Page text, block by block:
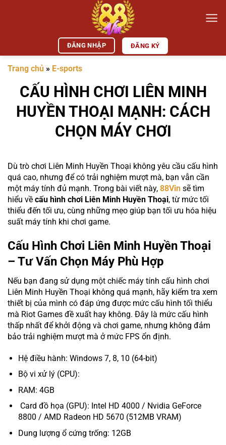
ĐĂNG NHẬP ĐĂNG KÝ
Trang chủ » E-sports
CẤU HÌNH CHƠI LIÊN MINH
HUYỀN THOẠI MẠNH: CÁCH
CHỌN MÁY CHƠI
Dù trò chơi Liên Minh Huyền Thoại không yêu cầu cấu hình
quá cao, nhưng để có trải nghiệm mượt mà, bạn vẫn cần
một máy tính đủ mạnh. Trong bài viết này, 88Vin sẽ tìm
hiểu về cấu hình chơi Liên Minh Huyền Thoại, từ mức tối
thiểu đến tối ưu, cùng những mẹo giúp bạn tối ưu hóa hiệu
suất máy tính khi chơi game.
Cấu Hình Chơi Liên Minh Huyền Thoại
– Tư Vấn Chọn Máy Phù Hợp
Nếu bạn đang sử dụng một chiếc máy tính cấu hình chơi
Liên Minh Huyền Thoại không quá mạnh, hãy kiểm tra xem
thiết bị của mình có đáp ứng được mức cấu hình tối thiểu
mà Riot Games đề xuất hay không. Đây là mức cấu hình
thấp nhất để khởi động và chơi game, nhưng không đảm
bảo trải nghiệm mượt mà ở mức FPS ổn định.
Hệ điều hành: Windows 7, 8, 10 (64-bit)
Bộ vi xử lý (CPU):
RAM: 4GB
Card đồ họa (GPU): Intel HD 4000 / Nvidia GeForce
8800 / AMD Radeon HD 5670 (512MB VRAM)
Dung lượng ổ cứng trống: 12GB